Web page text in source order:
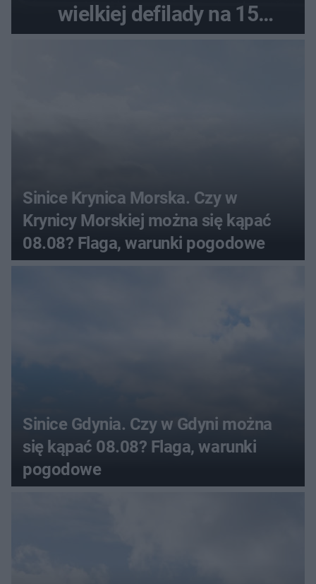
wielkiej defilady na 15
sierpnia
Sinice Krynica Morska. Czy w
Krynicy Morskiej można się kąpać
08.08? Flaga, warunki pogodowe
Sinice Gdynia. Czy w Gdyni można
się kąpać 08.08? Flaga, warunki
pogodowe